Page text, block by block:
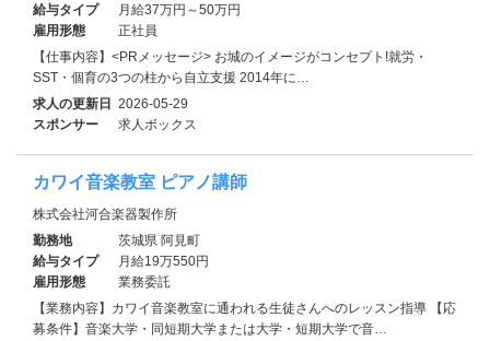
給与タイプ
月給37万円～50万円
雇用形態
正社員
【仕事内容】<PRメッセージ> お城のイメージがコンセプト!就労・
SST・個育の3つの柱から自立支援 2014年に…
求人の更新日 2026-05-29
スポンサー
求人ボックス
カワイ音楽教室 ピアノ講師
株式会社河合楽器製作所
勤務地
茨城県 阿見町
給与タイプ
月給19万550円
雇用形態
業務委託
【業務内容】カワイ音楽教室に通われる生徒さんへのレッスン指導 【応
募条件】音楽大学・同短期大学または大学・短期大学で音…